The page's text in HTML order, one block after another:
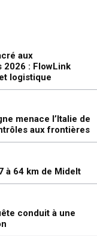
aux
2026 : FlowLink
logistique
menace l’Italie de
aux frontières
à 64 km de Midelt
conduit à une